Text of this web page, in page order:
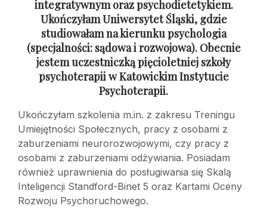
integratywnym oraz psychodietetykiem.
Ukończyłam Uniwersytet Śląski, gdzie
studiowałam na kierunku psychologia
(specjalności: sądowai rozwojowa). Obecnie
jestem uczestniczką pięcioletniej szkoły
psychoterapiiw Katowickim Instytucie
Psychoterapii.
Ukończyłam szkolenia m.in. z zakresu Treningu
Umiejętności Społecznych, pracy z osobami z
zaburzeniami neurorozwojowymi, czy pracy z
osobami z zaburzeniami odżywiania. Posiadam
również uprawnienia do posługiwania się Skalą
Inteligencji Standford-Binet 5 oraz Kartami Oceny
Rozwoju Psychoruchowego.